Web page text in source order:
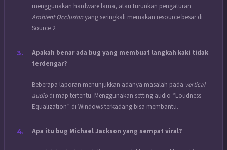
menggunakan hardware lama, atau turunkan pengaturan
Ambient Occlusionyang seringkali memakan resource besar di
Source 2.
Apakah benar ada bug yang membuat langkah kaki tidak
terdengar?
Beberapa laporan menunjukkan adanya masalah pada vertical
audiodi map tertentu. Menggunakan setting audio “Loudness
Equalization” di Windows terkadang bisa membantu.
Apa itu bug Michael Jackson yang sempat viral?